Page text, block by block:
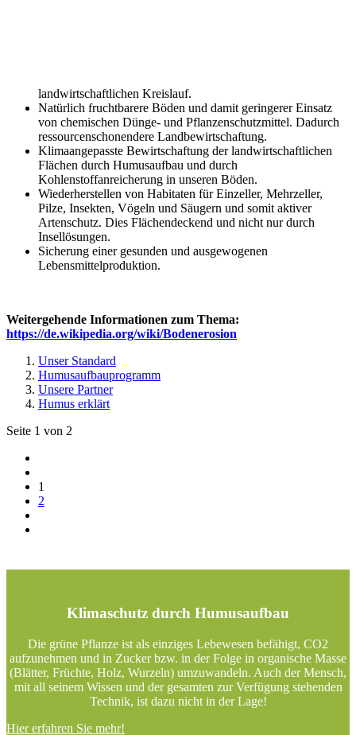
landwirtschaftlichen Kreislauf.
Natürlich fruchtbarere Böden und damit geringerer Einsatz
von chemischen Dünge- und Pflanzenschutzmittel. Dadurch
ressourcenschonendere Landbewirtschaftung.
Klimaangepasste Bewirtschaftung der landwirtschaftlichen
Flächen durch Humusaufbau und durch
Kohlenstoffanreicherung in unseren Böden.
Wiederherstellen von Habitaten für Einzeller, Mehrzeller,
Pilze, Insekten, Vögeln und Säugern und somit aktiver
Artenschutz. Dies Flächendeckend und nicht nur durch
Insellösungen.
Sicherung einer gesunden und ausgewogenen
Lebensmittelproduktion.
Weitergehende Informationen zum Thema:
https://de.wikipedia.org/wiki/Bodenerosion
Unser Standard
Humusaufbauprogramm
Unsere Partner
Humus erklärt
Seite 1 von 2
1
2
Klimaschutz durch Humusaufbau
Die grüne Pflanze ist als einziges Lebewesen befähigt, CO2
aufzunehmen und in Zucker bzw. in der Folge in organische Masse
(Blätter, Früchte, Holz, Wurzeln) umzuwandeln. Auch der Mensch,
mit all seinem Wissen und der gesamten zur Verfügung stehenden
Technik, ist dazu nicht in der Lage!
Hier erfahren Sie mehr!